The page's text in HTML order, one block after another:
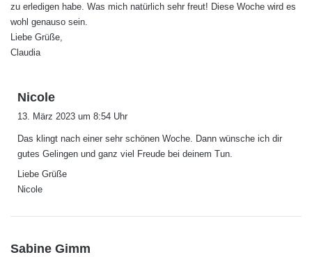
zu erledigen habe. Was mich natürlich sehr freut! Diese Woche wird es
wohl genauso sein.
Liebe Grüße,
Claudia
Nicole
t
:
13. März 2023 um 8:54 Uhr
Das klingt nach einer sehr schönen Woche. Dann wünsche ich dir
gutes Gelingen und ganz viel Freude bei deinem Tun.
Liebe Grüße
Nicole
Sabine Gimm